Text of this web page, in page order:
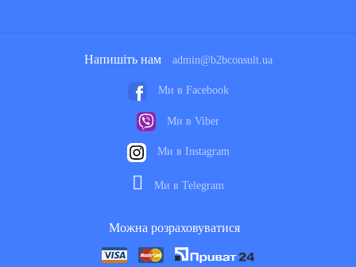
Напишіть нам admin@b2bconsult.ua
Ми в Facebook
Ми в Viber
Ми в Instagram
Ми в Telegram
Можна розраховуватися